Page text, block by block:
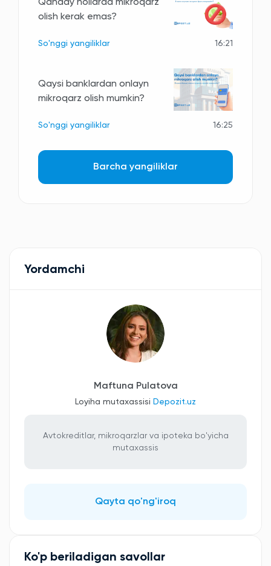
Qanday hollarda mikroqarz
olish kerak emas?
So'nggi yangiliklar 16:21
Qaysi banklardan onlayn
mikroqarz olish mumkin?
So'nggi yangiliklar 16:25
Barcha yangiliklar
Yordamchi
Maftuna Pulatova
Loyiha mutaxassisi Depozit.uz
Avtokreditlar, mikroqarzlar va ipoteka bo'yicha
mutaxassis
Qayta qo'ng'iroq
Ko'p beriladigan savollar